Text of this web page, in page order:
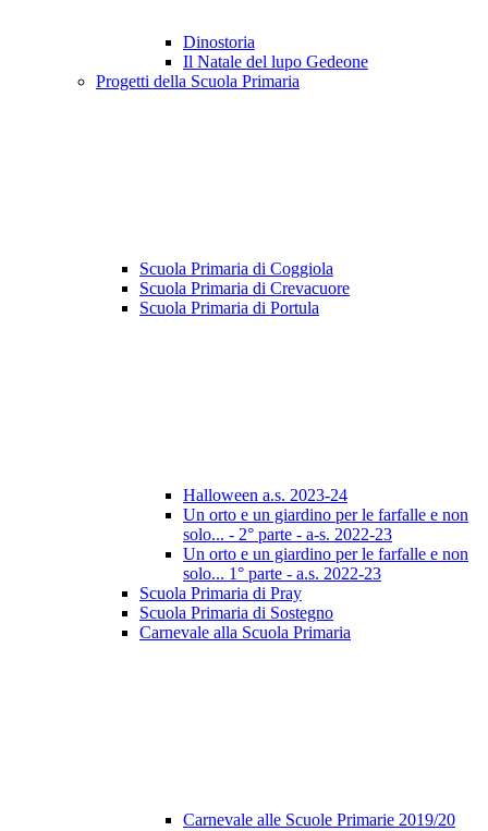
Dinostoria
Il Natale del lupo Gedeone
Progetti della Scuola Primaria
Scuola Primaria di Coggiola
Scuola Primaria di Crevacuore
Scuola Primaria di Portula
Halloween a.s. 2023-24
Un orto e un giardino per le farfalle e non
solo... - 2° parte - a-s. 2022-23
Un orto e un giardino per le farfalle e non
solo... 1° parte - a.s. 2022-23
Scuola Primaria di Pray
Scuola Primaria di Sostegno
Carnevale alla Scuola Primaria
Carnevale alle Scuole Primarie 2019/20